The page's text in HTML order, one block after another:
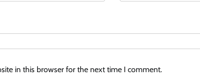
in this browser for the next time I comment.